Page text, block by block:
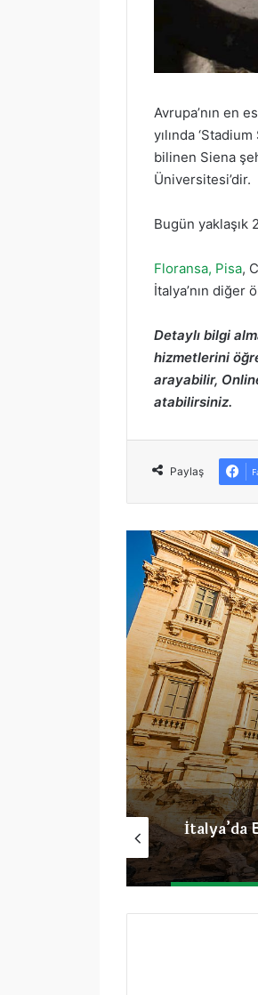
Avrupa’nın en
yılında
bilinen Siena
Üniversitesi’dir.
Bugün
Floransa, Pisa,
İtalya’nın diğer
Detaylı bilgi
hizmetlerini
arayabilir,
atabilirsiniz.
Paylaş
İtalya’da Eğitim Sistemi